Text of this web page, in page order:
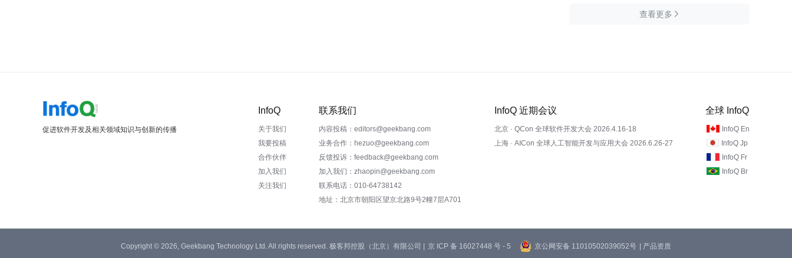
查看更多 
促进软件开发及相关领域知识与创新的传播
InfoQ
关于我们
我要投稿
合作伙伴
加入我们
关注我们
联系我们
内容投稿：editors@geekbang.com
业务合作：hezuo@geekbang.com
反馈投诉：feedback@geekbang.com
加入我们：zhaopin@geekbang.com
联系电话：010-64738142
地址：北京市朝阳区望京北路9号2幢7层A701
InfoQ 近期会议
北京 · QCon 全球软件开发大会 2026.4.16-18
上海 · AICon 全球人工智能开发与应用大会 2026.6.26-27
全球 InfoQ
InfoQ En
InfoQ Jp
InfoQ Fr
InfoQ Br
Copyright © 2026, Geekbang Technology Ltd. All rights reserved. 极客邦控股（北京）有限公司 | 京 ICP 备 16027448 号 - 5 京公网安备 11010502039052号 | 产品资质